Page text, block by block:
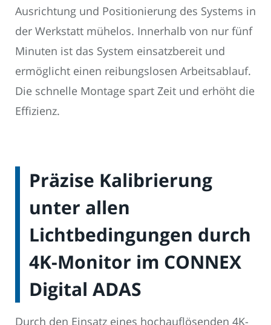
Ausrichtung und Positionierung des Systems in
der Werkstatt mühelos. Innerhalb von nur fünf
Minuten ist das System einsatzbereit und
ermöglicht einen reibungslosen Arbeitsablauf.
Die schnelle Montage spart Zeit und erhöht die
Effizienz.
Präzise Kalibrierung
unter allen
Lichtbedingungen durch
4K-Monitor im CONNEX
Digital ADAS
Durch den Einsatz eines hochauflösenden 4K-